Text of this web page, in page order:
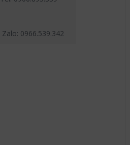
Zalo: 0966.539.342